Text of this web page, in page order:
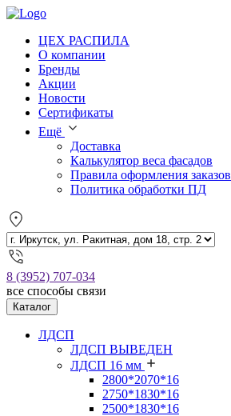
ЦЕХ РАСПИЛА
О компании
Бренды
Акции
Новости
Сертификаты
Ещё
Доставка
Калькулятор веса фасадов
Правила оформления заказов
Политика обработки ПД
8 (3952) 707-034
все способы связи
Каталог
ЛДСП
ЛДСП ВЫВЕДЕН
ЛДСП 16 мм
2800*2070*16
2750*1830*16
2500*1830*16